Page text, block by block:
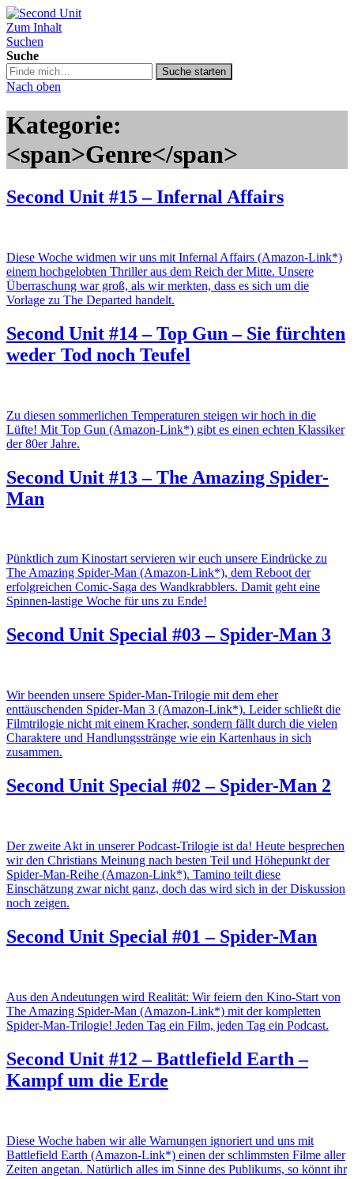
Second Unit
Zum Inhalt
Suchen
Suche
Suche
in
podcast.de/
Suche starten
Nach oben
Kategorie:
<span>Genre</span>
Second Unit #15 – Infernal Affairs
Diese Woche widmen wir uns mit Infernal Affairs (Amazon-Link*)
einem hochgelobten Thriller aus dem Reich der Mitte. Unsere
Überraschung war groß, als wir merkten, dass es sich um die
Vorlage zu The Departed handelt.
Second Unit #14 – Top Gun – Sie fürchten
weder Tod noch Teufel
Zu diesen sommerlichen Temperaturen steigen wir hoch in die
Lüfte! Mit Top Gun (Amazon-Link*) gibt es einen echten Klassiker
der 80er Jahre.
Second Unit #13 – The Amazing Spider-
Man
Pünktlich zum Kinostart servieren wir euch unsere Eindrücke zu
The Amazing Spider-Man (Amazon-Link*), dem Reboot der
erfolgreichen Comic-Saga des Wandkrabblers. Damit geht eine
Spinnen-lastige Woche für uns zu Ende!
Second Unit Special #03 – Spider-Man 3
Wir beenden unsere Spider-Man-Trilogie mit dem eher
enttäuschenden Spider-Man 3 (Amazon-Link*). Leider schließt die
Filmtrilogie nicht mit einem Kracher, sondern fällt durch die vielen
Charaktere und Handlungsstränge wie ein Kartenhaus in sich
zusammen.
Second Unit Special #02 – Spider-Man 2
Der zweite Akt in unserer Podcast-Trilogie ist da! Heute besprechen
wir den Christians Meinung nach besten Teil und Höhepunkt der
Spider-Man-Reihe (Amazon-Link*). Tamino teilt diese
Einschätzung zwar nicht ganz, doch das wird sich in der Diskussion
noch zeigen.
Second Unit Special #01 – Spider-Man
Aus den Andeutungen wird Realität: Wir feiern den Kino-Start von
The Amazing Spider-Man (Amazon-Link*) mit der kompletten
Spider-Man-Trilogie! Jeden Tag ein Film, jeden Tag ein Podcast.
Second Unit #12 – Battlefield Earth –
Kampf um die Erde
Diese Woche haben wir alle Warnungen ignoriert und uns mit
Battlefield Earth (Amazon-Link*) einen der schlimmsten Filme aller
Zeiten angetan. Natürlich alles im Sinne des Publikums, so könnt ihr